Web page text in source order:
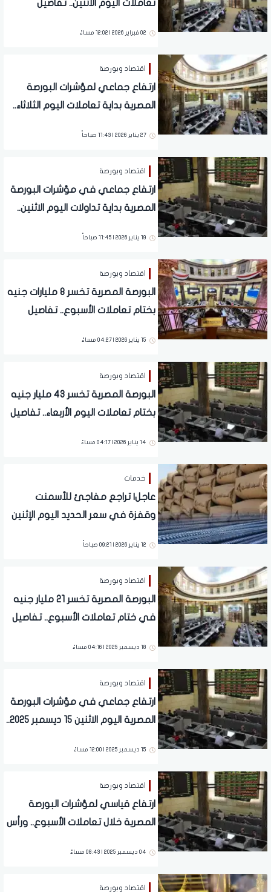
تعاملات اليوم الاثنين.. تفاصيل
02 فبراير 2026 | 12:02 مساءً
اقتصاد وبورصة
ارتفاع جماعي لمؤشرات البورصة
المصرية بداية تعاملات اليوم الثلاثاء..
27 يناير 2026 | 11:43 صباحاً
اقتصاد وبورصة
ارتفاع جماعي في مؤشرات البورصة
المصرية بداية تداولات اليوم الاثنين..
19 يناير 2026 | 11:45 صباحاً
اقتصاد وبورصة
البورصة المصرية تخسر 8 مليارات جنيه
بختام تعاملات الأسبوع.. تفاصيل
15 يناير 2026 | 04:27 مساءً
اقتصاد وبورصة
البورصة المصرية تخسر 43 مليار جنيه
بختام تعاملات اليوم الأربعاء.. تفاصيل
14 يناير 2026 | 04:17 مساءً
خدمات
عاجل| تراجع مفاجئ للأسمنت
وقفزة في سعر الحديد اليوم الإثنين
12 يناير 2026 | 09:21 صباحاً
اقتصاد وبورصة
البورصة المصرية تخسر 21 مليار جنيه
في ختام تعاملات الأسبوع.. تفاصيل
18 ديسمبر 2025 | 04:16 مساءً
اقتصاد وبورصة
ارتفاع جماعي في مؤشرات البورصة
المصرية اليوم الاثنين 15 ديسمبر 2025..
15 ديسمبر 2025 | 12:00 مساءً
اقتصاد وبورصة
ارتفاع قياسي لمؤشرات البورصة
المصرية خلال تعاملات الأسبوع.. ورأس
04 ديسمبر 2025 | 08:43 مساءً
اقتصاد وبورصة